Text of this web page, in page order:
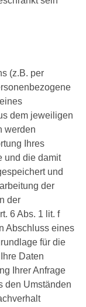
(z.B. per
dem jeweiligen
werden
Ihres
und die damit
und
der
der
6 Abs. 1 lit. f
Abschluss eines
für die
Daten
Ihrer Anfrage
den Umständen